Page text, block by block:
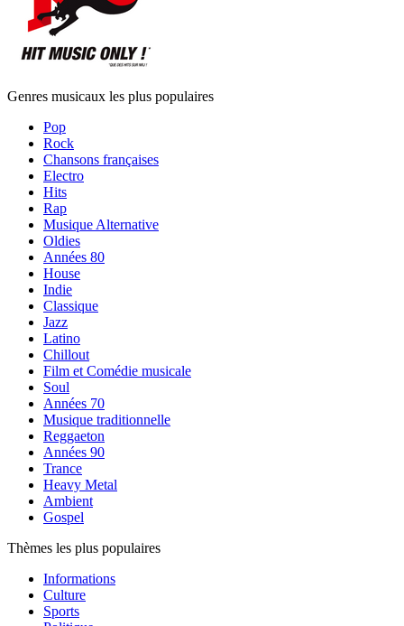
Genres musicaux les plus populaires
Pop
Rock
Chansons françaises
Electro
Hits
Rap
Musique Alternative
Oldies
Années 80
House
Indie
Classique
Jazz
Latino
Chillout
Film et Comédie musicale
Soul
Années 70
Musique traditionnelle
Reggaeton
Années 90
Trance
Heavy Metal
Ambient
Gospel
Thèmes les plus populaires
Informations
Culture
Sports